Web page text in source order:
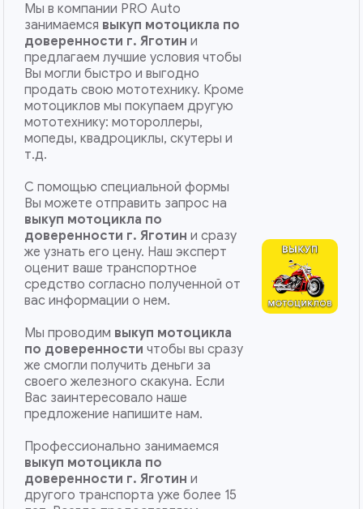
Мы в компании PRO Auto
занимаемся выкуп мотоцикла по
доверенности г. Яготин и
предлагаем лучшие условия чтобы
Вы могли быстро и выгодно
продать свою мототехнику. Кроме
мотоциклов мы покупаем другую
мототехнику: мотороллеры,
мопеды, квадроциклы, скутеры и
т.д.
С помощью специальной формы
Вы можете отправить запрос на
выкуп мотоцикла по
доверенности г. Яготин и сразу
же узнать его цену. Наш эксперт
оценит ваше транспортное
средство согласно полученной от
вас информации о нем.
Мы проводим выкуп мотоцикла
по доверенности чтобы вы сразу
же смогли получить деньги за
своего железного скакуна. Если
Вас заинтересовало наше
предложение напишите нам.
Профессионально занимаемся
выкуп мотоцикла по
доверенности г. Яготини
другого транспорта уже более 15